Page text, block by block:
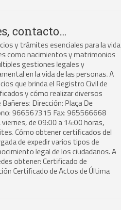
contacto…
y trámites esenciales para la vida
como nacimientos y matrimonios
gestiones legales y
en la vida de las personas. A
que brinda el Registro Civil de
y cómo realizar diversos
Dirección: Plaça De
966567315 Fax: 965566668
de 09:00 a 14:00 horas,
Cómo obtener certificados del
de expedir varios tipos de
legal de los ciudadanos. A
obtener: Certificado de
Certificado de Actos de Última